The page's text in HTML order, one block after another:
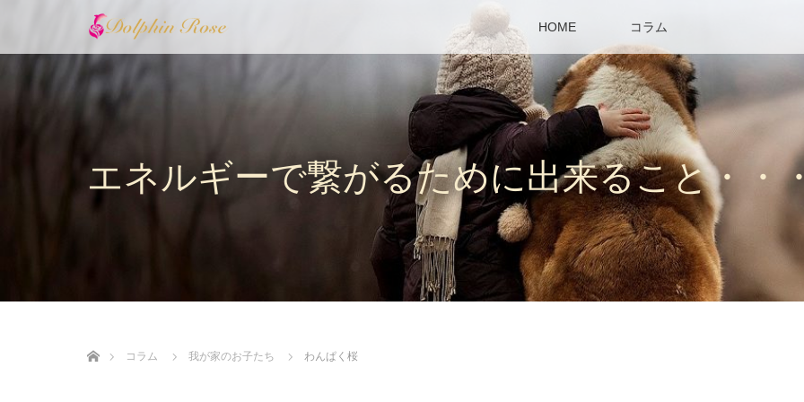
HOME コラム
エネルギーで繋がるために出来ること・・
コラム
我が家のお子たち わんぱく桜